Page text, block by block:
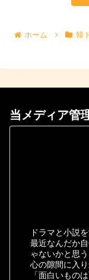
ホーム 韓
当メディア管
ドラマと小説
最近なんだか
ゃないかと思う
心の隙間に入
「面白いもの